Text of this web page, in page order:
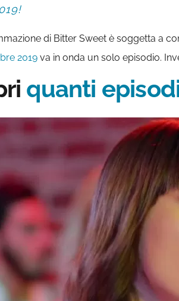
di Bitter Sweet è soggetta a
2019 va in onda un solo episodio.
quanti